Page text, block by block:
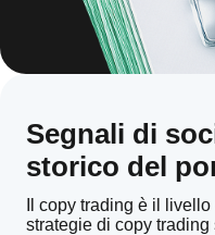
Segnali di
storico del
Il copy trading è il
strategie di copy trading